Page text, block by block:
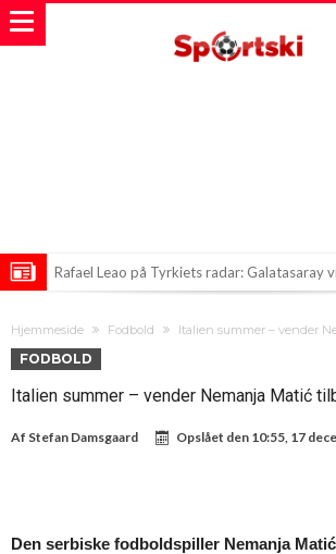
Rafael Leao på Tyrkiets radar: Galatasaray
Mohamed Salahs Overraskende Garantier i
Hjemmeside Fodbold Italien summer – vender
FODBOLD
Italien summer – vender Nemanja Matić
Af Stefan Damsgaard Opslået den 10:55, 17
Den serbiske fodboldspiller Nemanja